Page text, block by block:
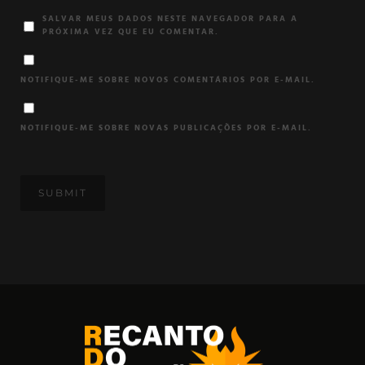
SALVAR MEUS DADOS NESTE NAVEGADOR PARA A
PRÓXIMA VEZ QUE EU COMENTAR.
NOTIFIQUE-ME SOBRE NOVOS COMENTÁRIOS POR E-MAIL.
NOTIFIQUE-ME SOBRE NOVAS PUBLICAÇÕES POR E-MAIL.